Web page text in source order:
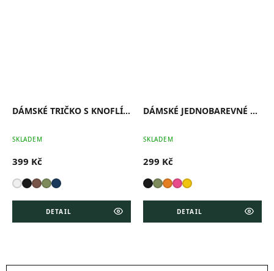
DÁMSKÉ TRIČKO S KNOFLÍKY
Průměrné
hvězdiček.
SKLADEM
399 Kč
DETAIL
DÁMSKÉ JEDNOBAREVNÉ TRIČKO
SKLADEM
299 Kč
DETAIL